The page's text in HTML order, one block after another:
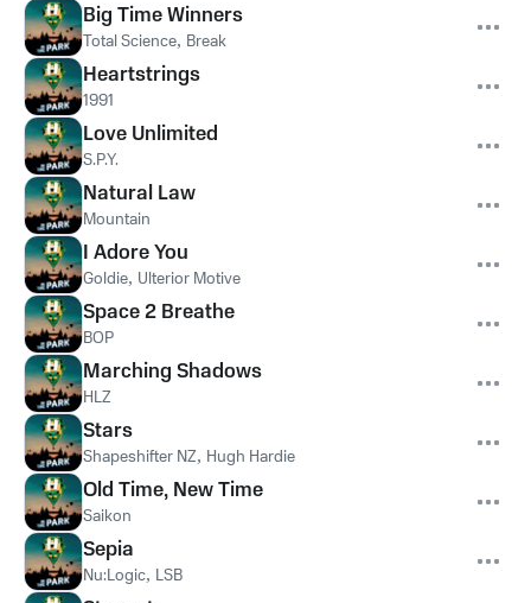
Big Time Winners
Total Science, Break
Heartstrings
1991
Love Unlimited
S.P.Y.
Natural Law
Mountain
I Adore You
Goldie, Ulterior Motive
Space 2 Breathe
BOP
Marching Shadows
HLZ
Stars
Shapeshifter NZ, Hugh Hardie
Old Time, New Time
Saikon
Sepia
Nu:Logic, LSB